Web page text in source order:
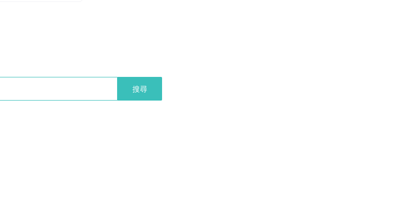
搜尋